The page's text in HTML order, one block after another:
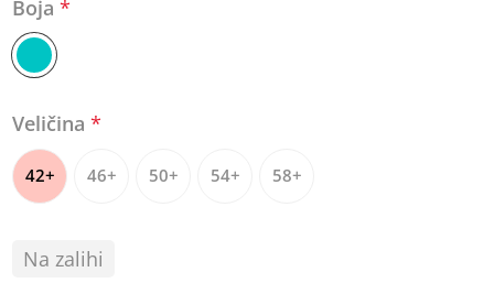
Boja*
Veličina*
42+ 46+ 50+ 54+ 58+
Na zalihi